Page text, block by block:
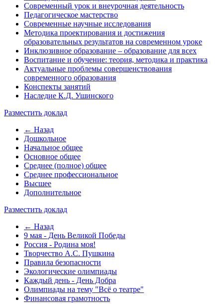
Современный урок и внеурочная деятельность
Педагогическое мастерство
Современные научные исследования
Методика проектирования и достижения
образовательных результатов на современном уроке
Инклюзивное образование – образование для всех
Воспитание и обучение: теория, методика и практика
Актуальные проблемы совершенствования
современного образования
Конспекты занятий
Наследие К.Д. Ушинского
Разместить доклад
← Назад
Дошкольное
Начальное общее
Основное общее
Среднее (полное) общее
Среднее профессиональное
Высшее
Дополнительное
Разместить доклад
← Назад
9 мая - День Великой Победы
Россия - Родина моя!
Творчество А.С. Пушкина
Правила безопасности
Экологические олимпиады
Каждый день - День Добра
Олимпиады на тему "Всё о театре"
Финансовая грамотность